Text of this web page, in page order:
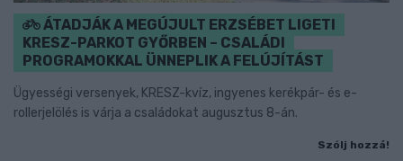
ÁTADJÁK A MEGÚJULT ERZSÉBET LIGETI
KRESZ-PARKOT GYŐRBEN – CSALÁDI
PROGRAMOKKAL ÜNNEPLIK A FELÚJÍTÁST
Ügyességi versenyek, KRESZ-kvíz, ingyenes kerékpár- és e-
rollerjelölés is várja a családokat augusztus 8-án.
Szólj hozzá!